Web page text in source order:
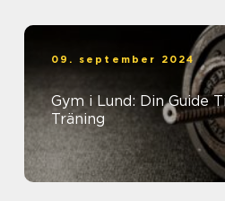
09. september 2024
Gym i Lund: Din Guide
Träning